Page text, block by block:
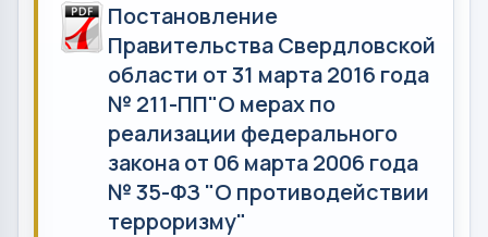
Постановление
Правительства Свердловской
области от 31 марта 2016 года
№ 211-ПП"О мерах по
реализации федерального
закона от 06 марта 2006 года
№ 35-ФЗ "О противодействии
терроризму"